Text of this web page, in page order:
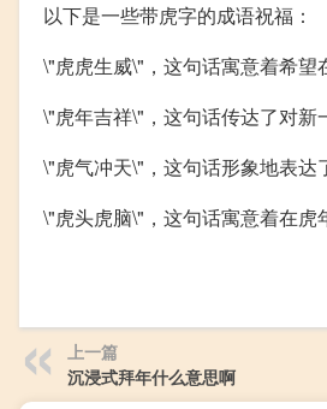
以下是一些带虎字的成语祝福：
\"虎虎生威\"，这句话寓意着希望
\"虎年吉祥\"，这句话传达了对新
\"虎气冲天\"，这句话形象地表达
\"虎头虎脑\"，这句话寓意着在虎
上一篇
沉浸式拜年什么意思啊